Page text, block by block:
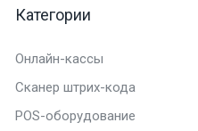
Категории
Онлайн-кассы
Сканер штрих-кода
POS-оборудование